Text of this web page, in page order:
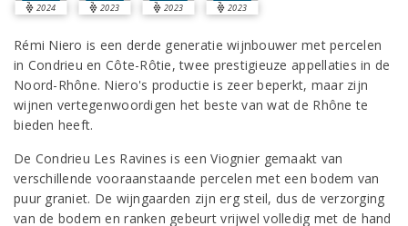
2024 2023 2023 2023
Rémi Niero is een derde generatie wijnbouwer met percelen
in Condrieu en Côte-Rôtie, twee prestigieuze appellaties in de
Noord-Rhône. Niero's productie is zeer beperkt, maar zijn
wijnen vertegenwoordigen het beste van wat de Rhône te
bieden heeft.
De Condrieu Les Ravines is een Viognier gemaakt van
verschillende vooraanstaande percelen met een bodem van
puur graniet. De wijngaarden zijn erg steil, dus de verzorging
van de bodem en ranken gebeurt vrijwel volledig met de hand